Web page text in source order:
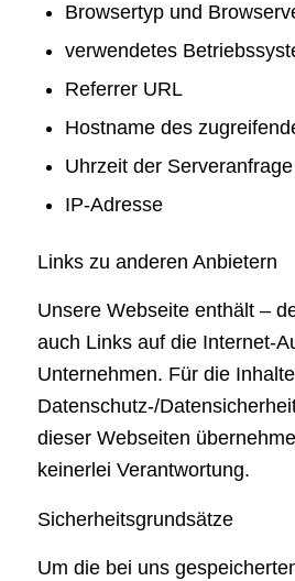
Browsertyp und
verwendetes
Referrer URL
Hostname des
Uhrzeit der Serveranfrage
IP-Adresse
Links zu anderen Anbietern
Unsere Webseite enthält –
auch Links auf die Internet-
Unternehmen. Für die
Datenschutz-/
dieser Webseiten
keinerlei Verantwortung.
Sicherheitsgrundsätze
Um die bei uns